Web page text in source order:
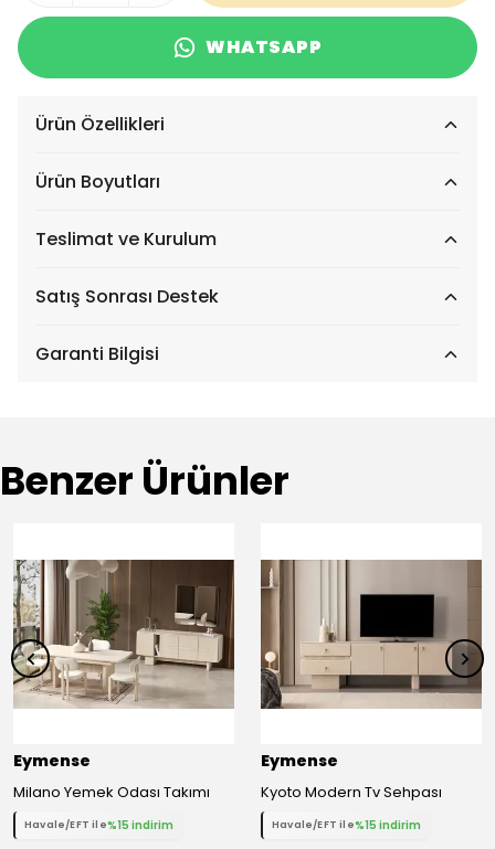
WHATSAPP
Ürün Özellikleri
Ürün Boyutları
Teslimat ve Kurulum
Satış Sonrası Destek
Garanti Bilgisi
Benzer Ürünler
Eymense
Milano Yemek Odası Takımı
Havale/EFT ile%15 indirim
Eymense
Kyoto Modern Tv Sehpası
Havale/EFT ile%15 indirim